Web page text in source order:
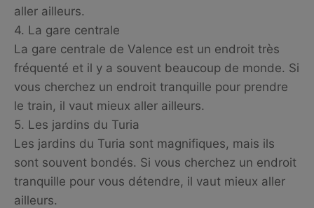
aller ailleurs.
4. La gare centrale
La gare centrale de Valence est un endroit très
fréquenté et il y a souvent beaucoup de monde. Si
vous cherchez un endroit tranquille pour prendre
le train, il vaut mieux aller ailleurs.
5. Les jardins du Turia
Les jardins du Turia sont magnifiques, mais ils
sont souvent bondés. Si vous cherchez un endroit
tranquille pour vous détendre, il vaut mieux aller
ailleurs.